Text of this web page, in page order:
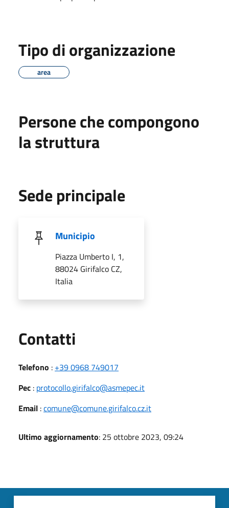
Tipo di organizzazione
area
Persone che compongono
la struttura
Sede principale
Municipio
Piazza Umberto I, 1,
88024 Girifalco CZ,
Italia
Contatti
Telefono : +39 0968 749017
Pec : protocollo.girifalco@asmepec.it
Email :comune@comune.girifalco.cz.it
Ultimo aggiornamento: 25 ottobre 2023, 09:24